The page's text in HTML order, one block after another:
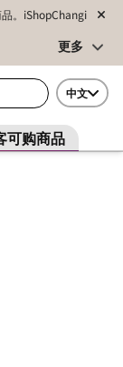
。iShopChangi
更多
中文
可购商品